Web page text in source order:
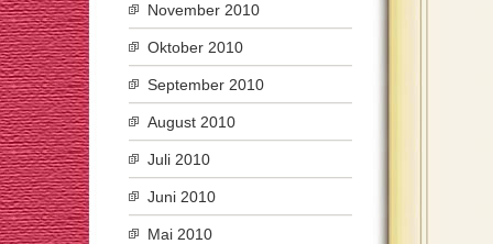
November 2010
Oktober 2010
September 2010
August 2010
Juli 2010
Juni 2010
Mai 2010